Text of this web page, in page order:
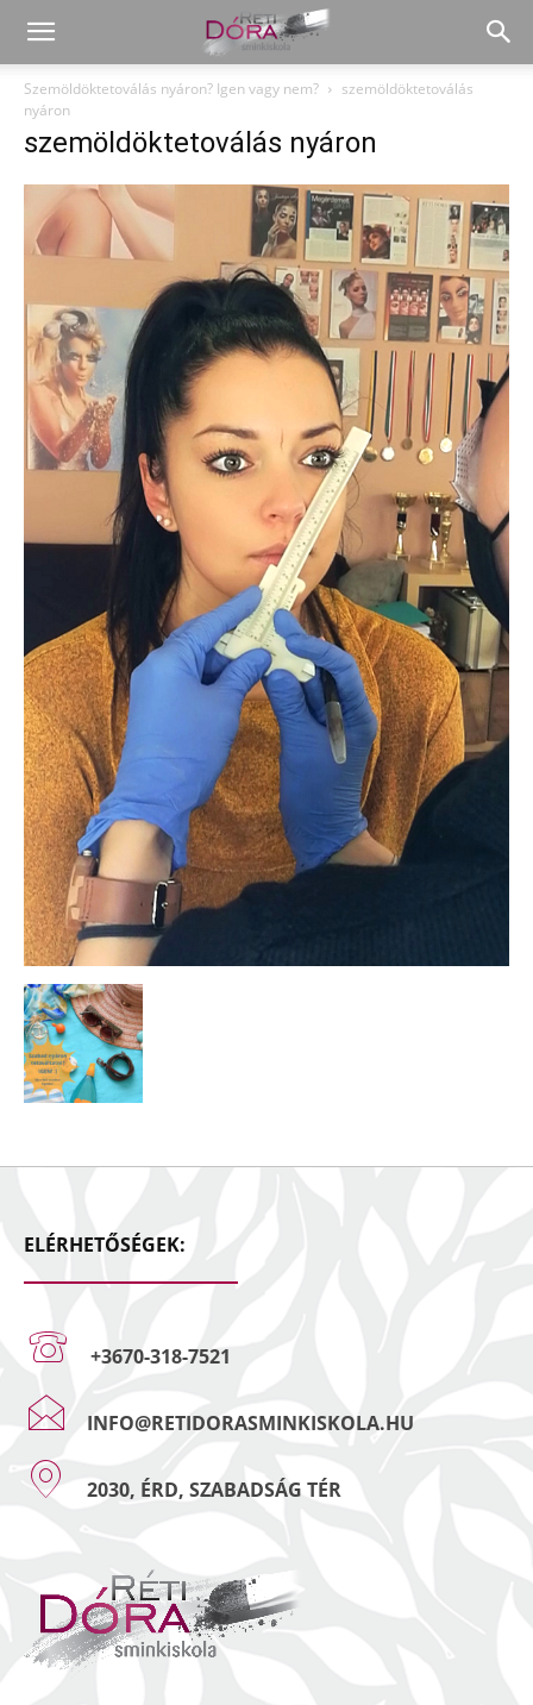
Szemöldöktetoválás nyáron? Igen vagy nem?
szemöldöktetoválás
nyáron
szemöldöktetoválás nyáron
ELÉRHETŐSÉGEK:
+3670-318-7521
INFO@RETIDORASMINKISKOLA.HU
2030, ÉRD, SZABADSÁG TÉR